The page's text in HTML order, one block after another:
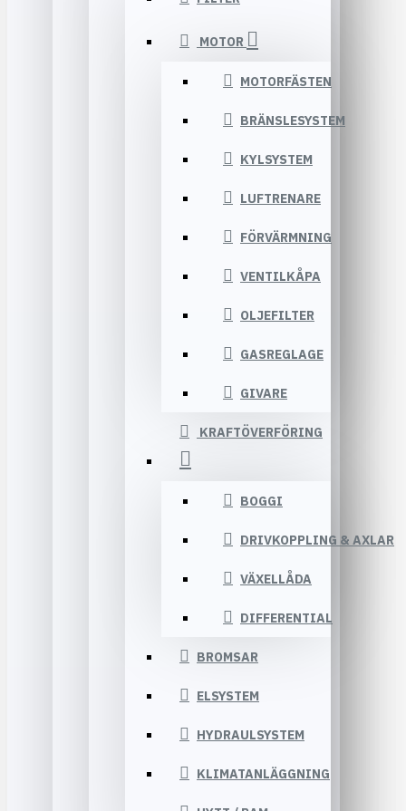
MOTOR
MOTORFÄSTEN
BRÄNSLESYSTEM
KYLSYSTEM
LUFTRENARE
FÖRVÄRMNING
VENTILKÅPA
OLJEFILTER
GASREGLAGE
GIVARE
KRAFTÖVERFÖRING
BOGGI
DRIVKOPPLING & AXLAR
VÄXELLÅDA
DIFFERENTIAL
BROMSAR
ELSYSTEM
HYDRAULSYSTEM
KLIMATANLÄGGNING